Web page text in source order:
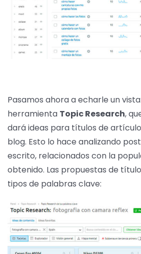
Pasamos ahora a echarle un
herramienta Topic Research,
dará ideas para títulos de
blog. Esto lo hace analizando
escrito, relacionados con la
obtenido. Las propuestas de
tipos de palabras clave: